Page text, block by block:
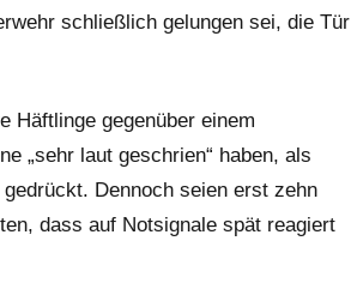
schließlich gelungen sei, die Tür
Häftlinge gegenüber einem
„sehr laut geschrien“ haben, als
Dennoch seien erst zehn
dass auf Notsignale spät reagiert